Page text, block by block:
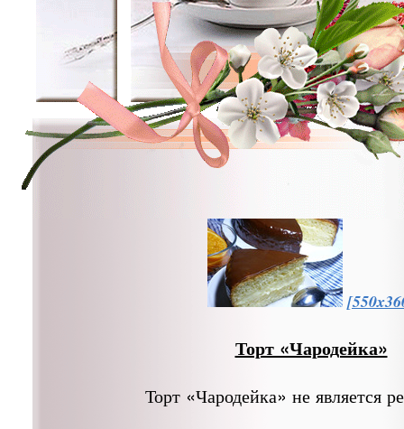
Торт «Чародейка»
Торт «Чародейка» не является